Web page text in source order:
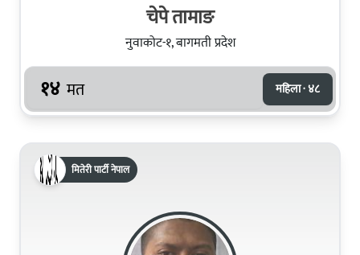
चेपे तामाङ
नुवाकोट-१, बागमती प्रदेश
१४ मत महिला · ४८
मितेरी पार्टी नेपाल